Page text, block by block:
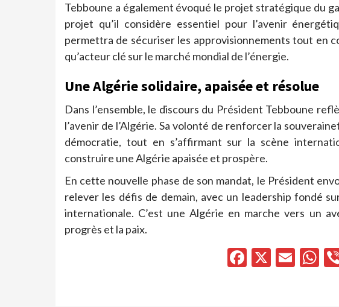
Tebboune a également évoqué le projet stratégique du
projet qu’il considère essentiel pour l’avenir
permettra de sécuriser les approvisionnements tout en
qu’acteur clé sur le marché mondial de l’énergie.
Une Algérie solidaire, apaisée et résolue
Dans l’ensemble, le discours du Président Tebboune
l’avenir de l’Algérie. Sa volonté de renforcer la
démocratie, tout en s’affirmant sur la scène
construire une Algérie apaisée et prospère.
En cette nouvelle phase de son mandat, le Président
relever les défis de demain, avec un leadership fondé
internationale. C’est une Algérie en marche vers un
progrès et la paix.
Facebook
X